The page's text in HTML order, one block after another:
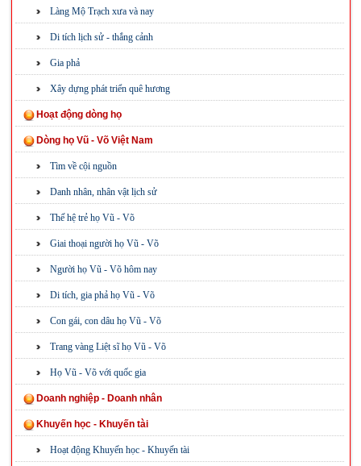
Làng Mộ Trạch xưa và nay
Di tích lịch sử - thắng cảnh
Gia phả
Xây dựng phát triển quê hương
Hoạt động dòng họ
Dòng họ Vũ - Võ Việt Nam
Tìm về cội nguồn
Danh nhân, nhân vật lịch sử
Thế hệ trẻ họ Vũ - Võ
Giai thoại người họ Vũ - Võ
Người họ Vũ - Võ hôm nay
Di tích, gia phả họ Vũ - Võ
Con gái, con dâu họ Vũ - Võ
Trang vàng Liệt sĩ họ Vũ - Võ
Họ Vũ - Võ với quốc gia
Doanh nghiệp - Doanh nhân
Khuyến học - Khuyến tài
Hoạt động Khuyến học - Khuyến tài